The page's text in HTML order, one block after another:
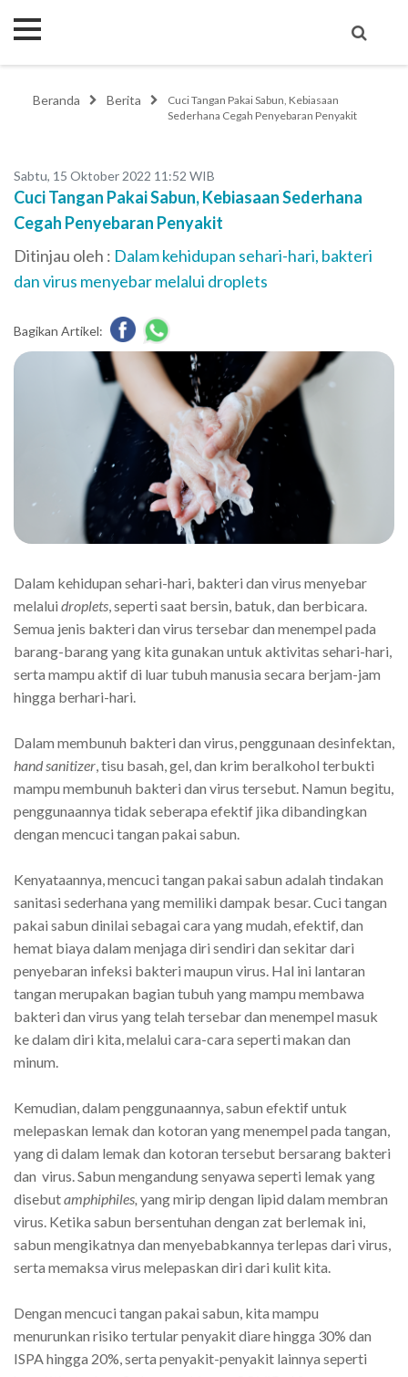
Beranda Berita
Cuci Tangan Pakai Sabun, Kebiasaan
Sederhana Cegah Penyebaran Penyakit
Sabtu, 15 Oktober 2022 11:52 WIB
Cuci Tangan Pakai Sabun, Kebiasaan Sederhana
Cegah Penyebaran Penyakit
Ditinjau oleh : Dalam kehidupan sehari-hari, bakteri
dan virus menyebar melalui droplets
Bagikan Artikel:
Dalam kehidupan sehari-hari, bakteri dan virus menyebar
melalui droplets, seperti saat bersin, batuk, dan berbicara.
Semua jenis bakteri dan virus tersebar dan menempel pada
barang-barang yang kita gunakan untuk aktivitas sehari-hari,
serta mampu aktif di luar tubuh manusia secara berjam-jam
hingga berhari-hari.
Dalam membunuh bakteri dan virus, penggunaan desinfektan,
hand sanitizer, tisu basah, gel, dan krim beralkohol terbukti
mampu membunuh bakteri dan virus tersebut. Namun begitu,
penggunaannya tidak seberapa efektif jika dibandingkan
dengan mencuci tangan pakai sabun.
Kenyataannya, mencuci tangan pakai sabun adalah tindakan
sanitasi sederhana yang memiliki dampak besar. Cuci tangan
pakai sabun dinilai sebagai cara yang mudah, efektif, dan
hemat biaya dalam menjaga diri sendiri dan sekitar dari
penyebaran infeksi bakteri maupun virus. Hal ini lantaran
tangan merupakan bagian tubuh yang mampu membawa
bakteri dan virus yang telah tersebar dan menempel masuk
ke dalam diri kita, melalui cara-cara seperti makan dan
minum.
Kemudian, dalam penggunaannya, sabun efektif untuk
melepaskan lemak dan kotoran yang menempel pada tangan,
yang di dalam lemak dan kotoran tersebut bersarang bakteri
dan virus. Sabun mengandung senyawa seperti lemak yang
disebutamphiphiles, yang mirip dengan lipid dalam membran
virus. Ketika sabun bersentuhan dengan zat berlemak ini,
sabun mengikatnya dan menyebabkannya terlepas dari virus,
serta memaksa virus melepaskan diri dari kulit kita.
Dengan mencuci tangan pakai sabun, kita mampu
menurunkan risiko tertular penyakit diare hingga 30% dan
ISPA hingga 20%, serta penyakit-penyakit lainnya seperti